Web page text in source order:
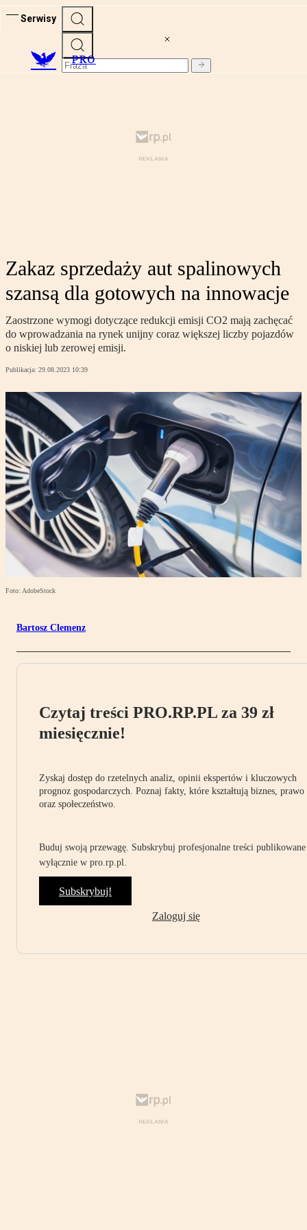
Serwisy
PRO
Zakaz sprzedaży aut spalinowych
szansą dla gotowych na innowacje
Zaostrzone wymogi dotyczące redukcji emisji CO2 mają zachęcać
do wprowadzania na rynek unijny coraz większej liczby pojazdów
o niskiej lub zerowej emisji.
Publikacja: 29.08.2023 10:39
Foto: AdobeStock
Bartosz Clemenz
Czytaj treści PRO.RP.PL za 39 zł
miesięcznie!
Zyskaj dostęp do rzetelnych analiz, opinii ekspertów i kluczowych
prognoz gospodarczych. Poznaj fakty, które kształtują biznes, prawo
oraz społeczeństwo.
Buduj swoją przewagę. Subskrybuj profesjonalne treści publikowane
wyłącznie w pro.rp.pl.
Subskrybuj!
Zaloguj się